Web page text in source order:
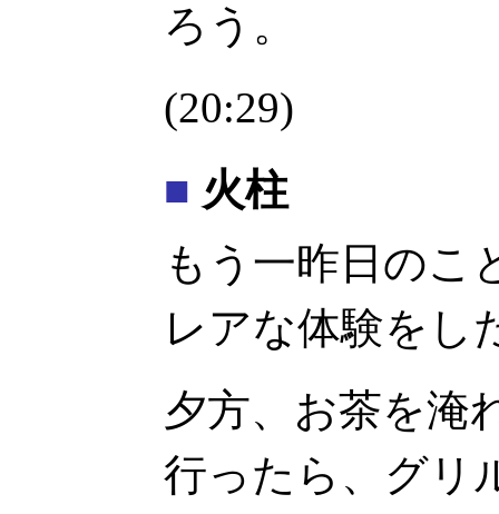
ろう。
(20:29)
■ 火柱
もう一昨日のこ
レアな体験をし
夕方、お茶を淹
行ったら、グリ